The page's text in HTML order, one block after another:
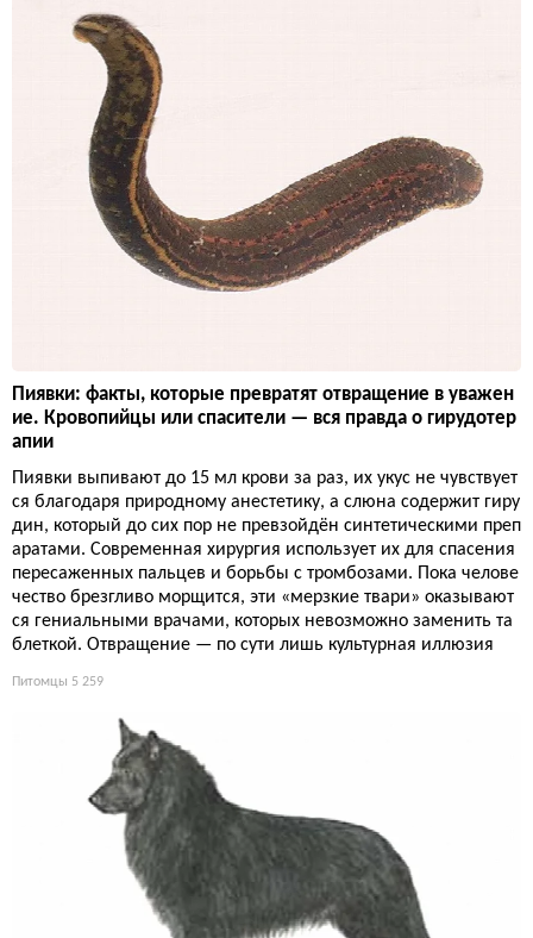
Пиявки: факты, которые превратят отвращение в уважен
ие. Кровопийцы или спасители — вся правда о гирудотер
апии
Пиявки выпивают до 15 мл крови за раз, их укус не чувствует
ся благодаря природному анестетику, а слюна содержит гиру
дин, который до сих пор не превзойдён синтетическими преп
аратами. Современная хирургия использует их для спасения
пересаженных пальцев и борьбы с тромбозами. Пока челове
чество брезгливо морщится, эти «мерзкие твари» оказывают
ся гениальными врачами, которых невозможно заменить та
блеткой. Отвращение — по сути лишь культурная иллюзия
Питомцы 5 259